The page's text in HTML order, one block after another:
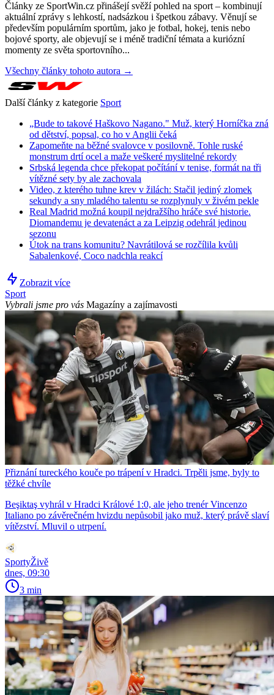
Články ze SportWin.cz přinášejí svěží pohled na sport – kombinují
aktuální zprávy s lehkostí, nadsázkou i špetkou zábavy. Věnují se
především populárním sportům, jako je fotbal, hokej, tenis nebo
bojové sporty, ale objevují se i méně tradiční témata a kuriózní
momenty ze světa sportovního...
Všechny články tohoto autora →
Další články z kategorie Sport
„Bude to takové Haškovo Nagano." Muž, který Horníčka zná
od dětství, popsal, co ho v Anglii čeká
Zapomeňte na běžné svalovce v posilovně. Tohle ruské
monstrum drtí ocel a maže veškeré myslitelné rekordy
Srbská legenda chce překopat počítání v tenise, formát na tři
vítězné sety by ale zachovala
Video, z kterého tuhne krev v žilách: Stačil jediný zlomek
sekundy a sny mladého talentu se rozplynuly v živém pekle
Real Madrid možná koupil nejdražšího hráče své historie.
Diomandemu je devatenáct a za Leipzig odehrál jedinou
sezonu
Útok na trans komunitu? Navrátilová se rozčílila kvůli
Sabalenkové, Coco nadchla reakcí
Zobrazit více
Sport
Vybrali jsme pro vás Magazíny a zajímavosti
Přiznání tureckého kouče po trápení v Hradci. Trpěli jsme, byly to
těžké chvíle
Beşiktaş vyhrál v Hradci Králové 1:0, ale jeho trenér Vincenzo
Italiano po závěrečném hvizdu nepůsobil jako muž, který právě slaví
vítězství. Mluvil o utrpení.
SportyŽivě
dnes, 09:30
3 min